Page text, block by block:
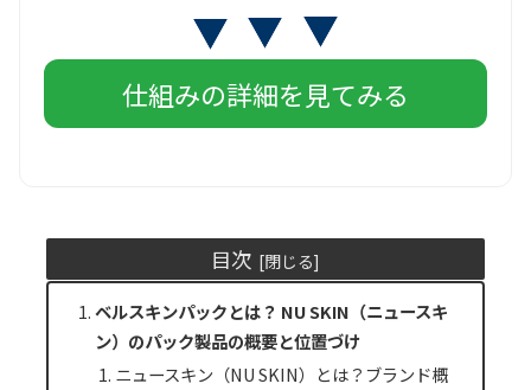
仕組みの詳細を見てみる
目次
ベルスキンパックとは？ NU SKIN（ニュースキ
ン）のパック製品の概要と位置づけ
ニュースキン（NU SKIN）とは？ブランド概